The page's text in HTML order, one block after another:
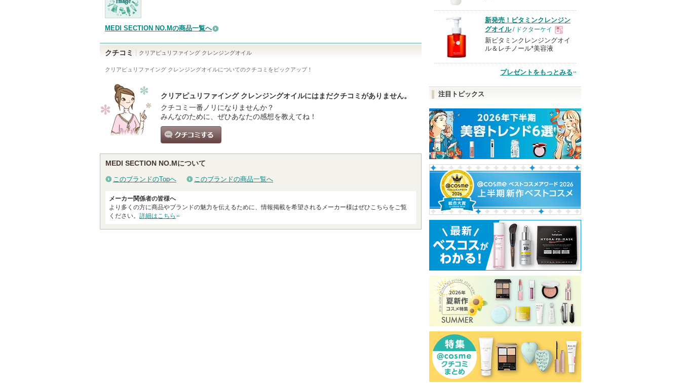
MEDI SECTION NO.Mの商品一覧へ
クチコミ クリアピュリファイング クレンジングオイル
クリアピュリファイング クレンジングオイルについてのクチコミをピックアップ！
クリアピュリファイング クレンジングオイルにはまだクチコミがありません。
クチコミ一番ノリになりませんか？
みんなのために、ぜひあなたの感想を教えてね！
MEDI SECTION NO.Mについて
このブランドのTopへ このブランドの商品一覧へ
メーカー関係者の皆様へ
より多くの方に商品やブランドの魅力を伝えるために、情報掲載を希望されるメーカー様はぜひこちらをご覧
ください。 詳細はこちら
品
新発売！ビタミンクレンジン
グオイル/ ドクターケイ
現
品
新ビタミンクレンジングオイ
ル＆レチノール*美容液
プレゼントをもっとみる
注目トピックス